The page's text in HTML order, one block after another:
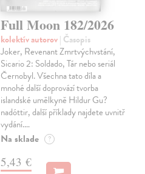
Full Moon 182/2026
kolektív autorov| Časopis
Joker, Revenant Zmrtvýchvstání,
Sicario 2: Soldado, Tár nebo seriál
Černobyl. Všechna tato díla a
mnohé další doprovází tvorba
islandské umělkyně Hildur Gu?
nadóttir, další příklady najdete uvnitř
vydání.…
Na sklade ?
5,43 €